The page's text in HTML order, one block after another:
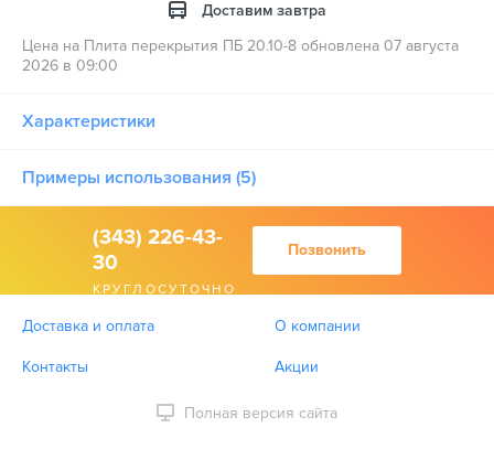
Доставим завтра
Цена на Плита перекрытия ПБ 20.10-8 обновлена 07 августа
2026 в 09:00
Характеристики
Примеры использования (5)
(343) 226-43-
30
КРУГЛОСУТОЧНО
Позвонить
Доставка и оплата О компании
Контакты Акции
Полная версия сайта